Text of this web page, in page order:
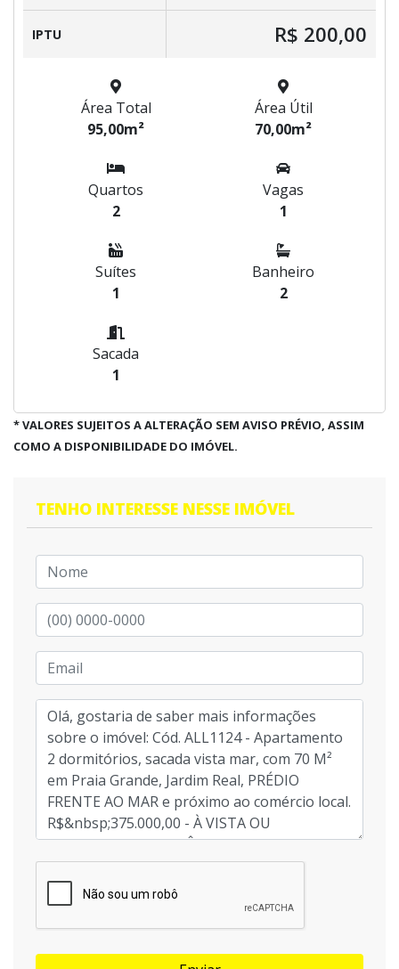
IPTU R$ 200,00
Área Total
95,00m²
Área Útil
70,00m²
Quartos
2
Vagas
1
Suítes
1
Banheiro
2
Sacada
1
* VALORES SUJEITOS A ALTERAÇÃO SEM AVISO PRÉVIO, ASSIM
COMO A DISPONIBILIDADE DO IMÓVEL.
TENHO INTERESSE NESSE IMÓVEL